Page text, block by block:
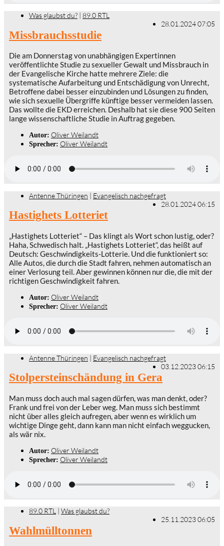
Was glaubst du? | 89.0 RTL
28.01.2024 07:05
Missbrauchsstudie
Die am Donnerstag von unabhängigen Expertinnen
veröffentlichte Studie zu sexueller Gewalt und Missbrauch in
der Evangelische Kirche hatte mehrere Ziele: die
systematische Aufarbeitung und Entschädigung von Unrecht,
Betroffene dabei besser einzubinden und Lösungen zu finden,
wie sich sexuelle Übergriffe künftige besser vermeiden lassen.
Das wollte die EKD erreichen. Deshalb hat sie diese 900 Seiten
lange wissenschaftliche Studie in Auftrag gegeben.
Autor: Oliver Weilandt
Sprecher: Oliver Weilandt
Antenne Thüringen | Evangelisch nachgefragt
28.01.2024 06:15
Hastighets Lotteriet
„Hastighets Lotteriet“ – Das klingt als Wort schon lustig, oder?
Haha, Schwedisch halt. „Hastighets Lotteriet“, das heißt auf
Deutsch: Geschwindigkeits-Lotterie. Und die funktioniert so:
Alle Autos, die durch die Stadt fahren, nehmen automatisch an
einer Verlosung teil. Aber gewinnen können nur die, die mit der
richtigen Geschwindigkeit fahren.
Autor: Oliver Weilandt
Sprecher: Oliver Weilandt
Antenne Thüringen | Evangelisch nachgefragt
03.12.2023 06:15
Stolpersteinschändung in Gera
Man muss doch auch mal sagen dürfen, was man denkt, oder?
Frank und frei von der Leber weg. Man muss sich bestimmt
nicht über alles gleich aufregen, aber wenn es wirklich um
wichtige Dinge geht, dann kann man nicht einfach weggucken,
als wär nix.
Autor: Oliver Weilandt
Sprecher: Oliver Weilandt
89.0 RTL | Was glaubst du?
25.11.2023 06:05
Wahlmülltonnen